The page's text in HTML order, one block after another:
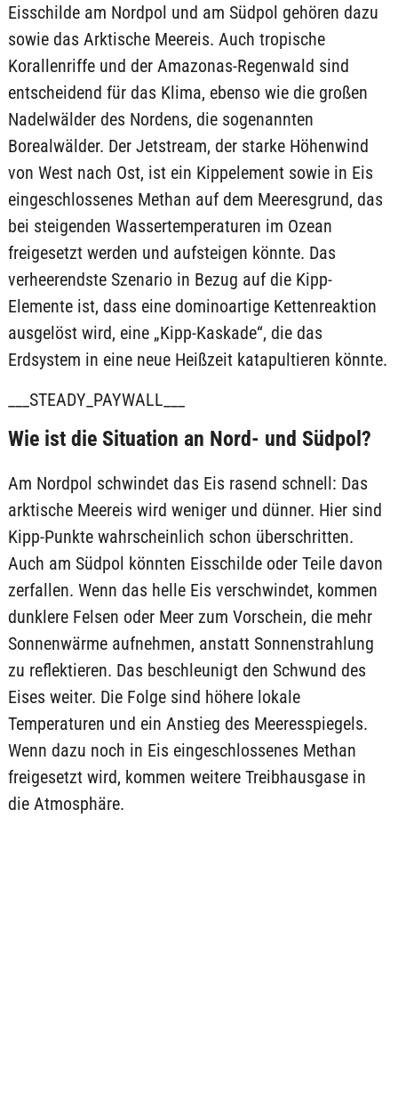
Eisschilde am Nordpol und am Südpol gehören dazu
sowie das Arktische Meereis. Auch tropische
Korallenriffe und der Amazonas-Regenwald sind
entscheidend für das Klima, ebenso wie die großen
Nadelwälder des Nordens, die sogenannten
Borealwälder. Der Jetstream, der starke Höhenwind
von West nach Ost, ist ein Kippelement sowie in Eis
eingeschlossenes Methan auf dem Meeresgrund, das
bei steigenden Wassertemperaturen im Ozean
freigesetzt werden und aufsteigen könnte. Das
verheerendste Szenario in Bezug auf die Kipp-
Elemente ist, dass eine dominoartige Kettenreaktion
ausgelöst wird, eine „Kipp-Kaskade“, die das
Erdsystem in eine neue Heißzeit katapultieren könnte.
___STEADY_PAYWALL___
Wie ist die Situation an Nord- und Südpol?
Am Nordpol schwindet das Eis rasend schnell: Das
arktische Meereis wird weniger und dünner. Hier sind
Kipp-Punkte wahrscheinlich schon überschritten.
Auch am Südpol könnten Eisschilde oder Teile davon
zerfallen. Wenn das helle Eis verschwindet, kommen
dunklere Felsen oder Meer zum Vorschein, die mehr
Sonnenwärme aufnehmen, anstatt Sonnenstrahlung
zu reflektieren. Das beschleunigt den Schwund des
Eises weiter. Die Folge sind höhere lokale
Temperaturen und ein Anstieg des Meeresspiegels.
Wenn dazu noch in Eis eingeschlossenes Methan
freigesetzt wird, kommen weitere Treibhausgase in
die Atmosphäre.